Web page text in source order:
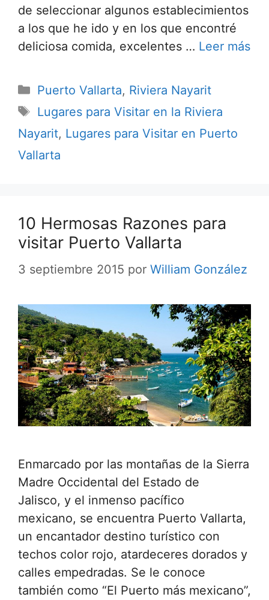
de seleccionar algunos establecimientos
a los que he ido y en los que encontré
deliciosa comida, excelentes … Leer más
Categorías
Puerto Vallarta, Riviera Nayarit
Etiquetas
Lugares para Visitar en la Riviera
Nayarit, Lugares para Visitar en Puerto
Vallarta
10 Hermosas Razones para
visitar Puerto Vallarta
3 septiembre 2015 por William González
Enmarcado por las montañas de la Sierra
Madre Occidental del Estado de
Jalisco, y el inmenso pacífico
mexicano, se encuentra Puerto Vallarta,
un encantador destino turístico con
techos color rojo, atardeceres dorados y
calles empedradas. Se le conoce
también como “El Puerto más mexicano”,